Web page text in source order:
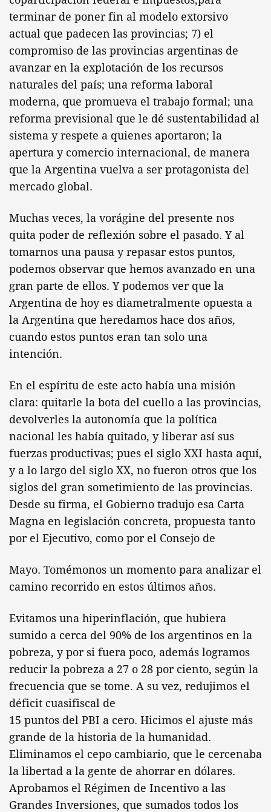
terminar de poner fin al modelo extorsivo
actual que padecen las provincias; 7) el
compromiso de las provincias argentinas de
avanzar en la explotación de los recursos
naturales del país; una reforma laboral
moderna, que promueva el trabajo formal; una
reforma previsional que le dé sustentabilidad al
sistema y respete a quienes aportaron; la
apertura y comercio internacional, de manera
que la Argentina vuelva a ser protagonista del
mercado global.
Muchas veces, la vorágine del presente nos
quita poder de reflexión sobre el pasado. Y al
tomarnos una pausa y repasar estos puntos,
podemos observar que hemos avanzado en una
gran parte de ellos. Y podemos ver que la
Argentina de hoy es diametralmente opuesta a
la Argentina que heredamos hace dos años,
cuando estos puntos eran tan solo una
intención.
En el espíritu de este acto había una misión
clara: quitarle la bota del cuello a las provincias,
devolverles la autonomía que la política
nacional les había quitado, y liberar así sus
fuerzas productivas; pues el siglo XXI hasta aquí,
y a lo largo del siglo XX, no fueron otros que los
siglos del gran sometimiento de las provincias.
Desde su firma, el Gobierno tradujo esa Carta
Magna en legislación concreta, propuesta tanto
por el Ejecutivo, como por el Consejo de
Mayo. Tomémonos un momento para analizar el
camino recorrido en estos últimos años.
Evitamos una hiperinflación, que hubiera
sumido a cerca del 90% de los argentinos en la
pobreza, y por si fuera poco, además logramos
reducir la pobreza a 27 o 28 por ciento, según la
frecuencia que se tome. A su vez, redujimos el
déficit cuasifiscal de
15 puntos del PBI a cero. Hicimos el ajuste más
grande de la historia de la humanidad.
Eliminamos el cepo cambiario, que le cercenaba
la libertad a la gente de ahorrar en dólares.
Aprobamos el Régimen de Incentivo a las
Grandes Inversiones, que sumados todos los